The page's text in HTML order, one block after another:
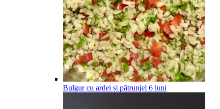
Bulgur cu ardei și pătrunjel 6 luni